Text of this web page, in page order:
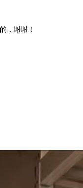
，谢谢！